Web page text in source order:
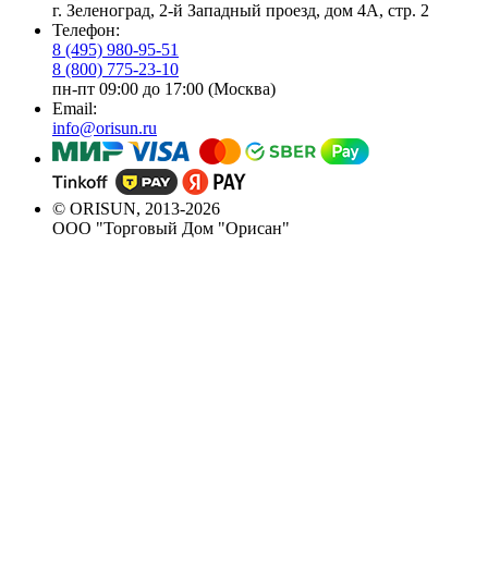
г. Зеленоград, 2-й Западный проезд, дом 4А, стр. 2
Телефон:
8 (495) 980-95-51
8 (800) 775-23-10
пн-пт 09:00 до 17:00 (Москва)
Email:
info@orisun.ru
© ORISUN, 2013-2026
ООО "Торговый Дом "Орисан"